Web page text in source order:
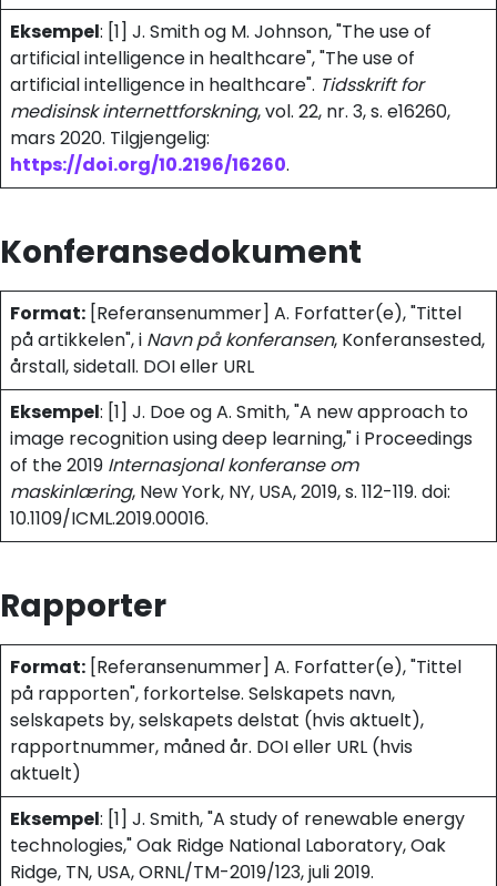
Eksempel: [1] J. Smith og M. Johnson, "The use of
artificial intelligence in healthcare", "The use of
artificial intelligence in healthcare". Tidsskrift for
medisinsk internettforskning, vol. 22, nr. 3, s. e16260,
mars 2020. Tilgjengelig:
https://doi.org/10.2196/16260.
Konferansedokument
Format: [Referansenummer] A. Forfatter(e), "Tittel
på artikkelen", i Navn på konferansen, Konferansested,
årstall, sidetall. DOI eller URL
Eksempel: [1] J. Doe og A. Smith, "A new approach to
image recognition using deep learning," i Proceedings
of the 2019 Internasjonal konferanse om
maskinlæring, New York, NY, USA, 2019, s. 112-119. doi:
10.1109/ICML.2019.00016.
Rapporter
Format: [Referansenummer] A. Forfatter(e), "Tittel
på rapporten", forkortelse. Selskapets navn,
selskapets by, selskapets delstat (hvis aktuelt),
rapportnummer, måned år. DOI eller URL (hvis
aktuelt)
Eksempel: [1] J. Smith, "A study of renewable energy
technologies," Oak Ridge National Laboratory, Oak
Ridge, TN, USA, ORNL/TM-2019/123, juli 2019.